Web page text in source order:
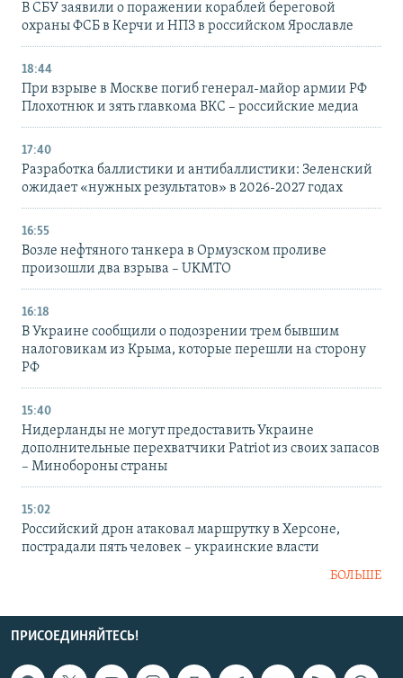
В СБУ заявили о поражении кораблей береговой
охраны ФСБ в Керчи и НПЗ в российском Ярославле
18:44
При взрыве в Москве погиб генерал-майор армии РФ
Плохотнюк и зять главкома ВКС – российские медиа
17:40
Разработка баллистики и антибаллистики: Зеленский
ожидает «нужных результатов» в 2026-2027 годах
16:55
Возле нефтяного танкера в Ормузском проливе
произошли два взрыва – UKMTO
16:18
В Украине сообщили о подозрении трем бывшим
налоговикам из Крыма, которые перешли на сторону
РФ
15:40
Нидерланды не могут предоставить Украине
дополнительные перехватчики Patriot из своих запасов
– Минобороны страны
15:02
Российский дрон атаковал маршрутку в Херсоне,
пострадали пять человек – украинские власти
БОЛЬШЕ
ПРИСОЕДИНЯЙТЕСЬ!